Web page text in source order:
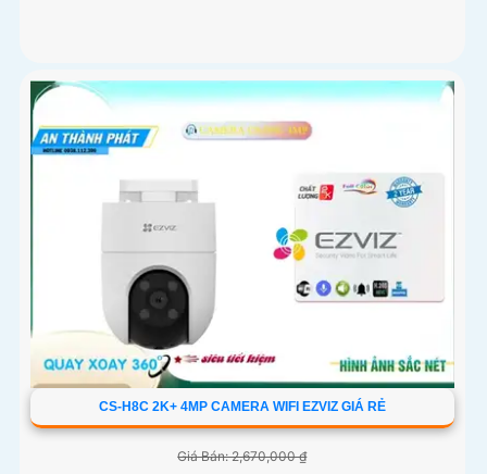
CS-H8C 2K+ 4MP CAMERA WIFI EZVIZ GIÁ RẺ
Giá Bán: 2,670,000 ₫